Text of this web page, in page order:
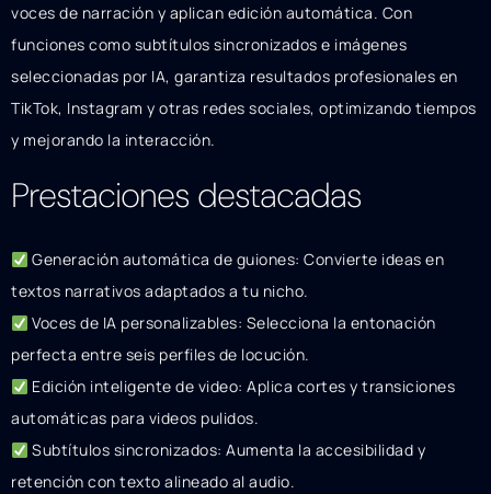
voces de narración y aplican edición automática. Con
funciones como subtítulos sincronizados e imágenes
seleccionadas por IA, garantiza resultados profesionales en
TikTok, Instagram y otras redes sociales, optimizando tiempos
y mejorando la interacción.
Prestaciones destacadas
Generación automática de guiones: Convierte ideas en
textos narrativos adaptados a tu nicho.
Voces de IA personalizables: Selecciona la entonación
perfecta entre seis perfiles de locución.
Edición inteligente de video: Aplica cortes y transiciones
automáticas para videos pulidos.
Subtítulos sincronizados: Aumenta la accesibilidad y
retención con texto alineado al audio.